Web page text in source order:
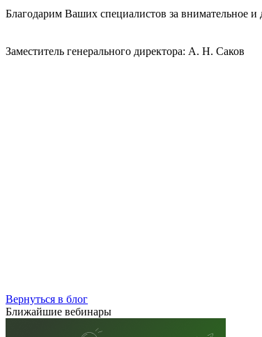
Благодарим Ваших специалистов за внимательное
Заместитель генерального директора: А. Н. Саков
Вернуться в блог
Ближайшие вебинары